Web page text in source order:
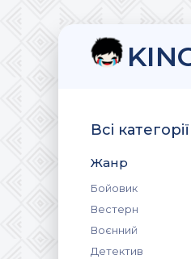
Всі категорії
Жанр
Бойовик
Вестерн
Воєнний
Детектив